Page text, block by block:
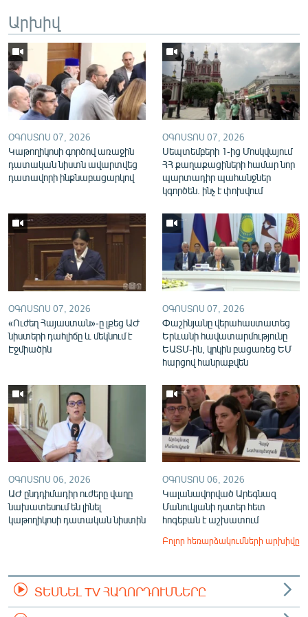
Русский
ՀԵՏԵՎԵՔ ՄԵԶ
«Ազատության» բոլոր կայքերը
Արխիվ
ՕԳՈՍՏՈՍ 07, 2026
Կաթողիկոսի գործով առաջին
դատական նիստն ավարտվեց
դատավորի ինքնաբացարկով
ՕԳՈՍՏՈՍ 07, 2026
Սեպտեմբերի 1-ից Մոսկվայում
ՀՀ քաղաքացիների համար նոր
պարտադիր պահանջներ
կգործեն. ինչ է փոխվում
ՕԳՈՍՏՈՍ 07, 2026
«Ուժեղ Հայաստան»-ը լքեց ԱԺ
նիստերի դահլիճը և մեկնում է
Էջմիածին
ՕԳՈՍՏՈՍ 07, 2026
Փաշինյանը վերահաստատեց
Երևանի հավատարմությունը
ԵԱՏՄ-ին, կրկին բացառեց ԵՄ
հարցով հանրաքվեն
ՕԳՈՍՏՈՍ 06, 2026
ԱԺ ընդդիմադիր ուժերը վաղը
նախատեսում են լինել
կաթողիկոսի դատական նիստին
ՕԳՈՍՏՈՍ 06, 2026
Կալանավորված Արեգնազ
Մանուկյանի դստեր հետ
հոգեբան է աշխատում
Բոլոր հեռարձակումների արխիվը
ՏԵՍՆԵԼ TV ՀԱՂՈՐԴՈՒՄՆԵՐԸ